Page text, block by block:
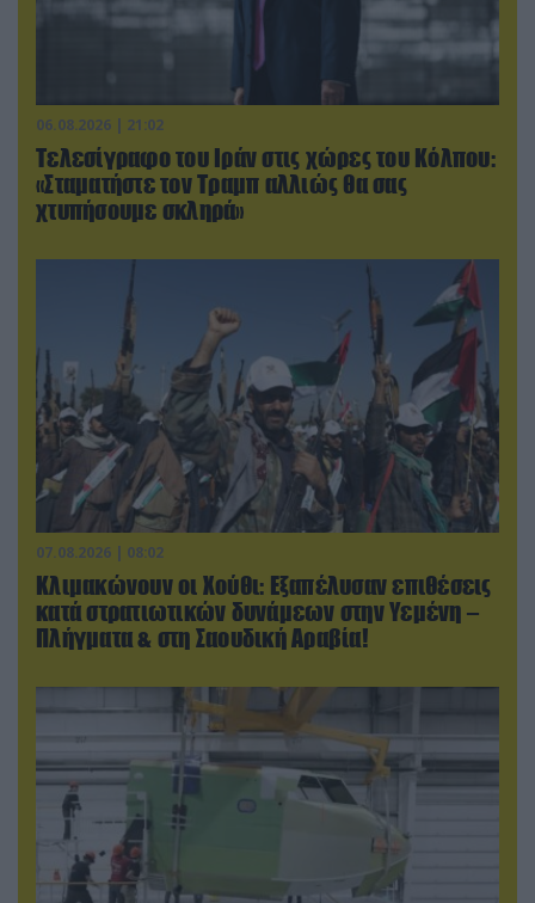
06.08.2026 | 21:02
Τελεσίγραφο του Ιράν στις χώρες του Κόλπου:
«Σταματήστε τον Τραμπ αλλιώς θα σας
χτυπήσουμε σκληρά»
07.08.2026 | 08:02
Κλιμακώνουν οι Χούθι: Eξαπέλυσαν επιθέσεις
κατά στρατιωτικών δυνάμεων στην Υεμένη –
Πλήγματα & στη Σαουδική Αραβία!